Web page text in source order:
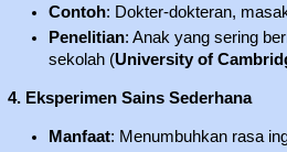
Contoh: Dokter-dokteran,
Penelitian: Anak yang sering
sekolah (University of
4. Eksperimen Sains Sederhana
Manfaat: Menumbuhkan rasa